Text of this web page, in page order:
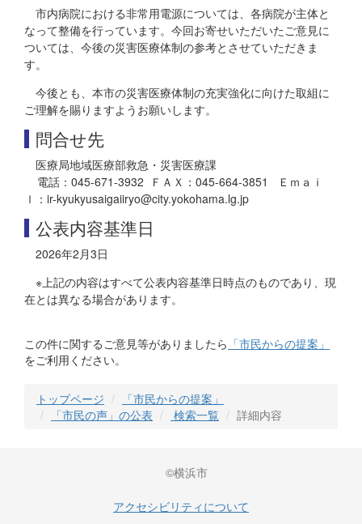
市内病院における非常用電源については、各病院が主体と
なって整備を行っています。今回お寄せいただいたご意見に
ついては、今後の災害医療体制の参考とさせていただきま
す。
今後とも、本市の災害医療体制の充実強化に向けた取組に
ご理解を賜りますようお願いします。
問合せ先
医療局地域医療部救急・災害医療課
電話：045-671-3932 ＦＡＸ：045-664-3851 Ｅｍａｉ
ｌ：ir-kyukyusaigaiiryo@city.yokohama.lg.jp
公表内容基準日
2026年2月3日
※上記の内容はすべて公表内容基準日時点のものであり、現
在とは異なる場合があります。
この件に関するご意見等がありましたら 「市民からの提案」
をご利用ください。
トップページ
「市民からの提案」
「市民の声」の公表
検索一覧 詳細内容
©横浜市
アクセシビリティについて